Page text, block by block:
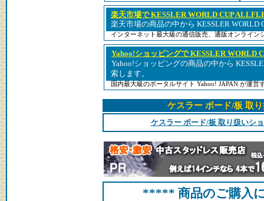
楽天市場で KESSLER WORLD CUP
楽天市場の商品の中から KESSLER WORLD
インターネット最大級の通信販売、通販オンライン
Yahoo!ショッピングで KESSLER WORLD
Yahoo!ショッピングの商品の中から
索します。
国内最大級のポータルサイト Yahoo! JAPAN が運営
ケスラー ボード/板 取
ケスラー ボード/板 取り扱いシ
***** 商品のご購入